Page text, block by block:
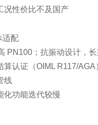
况性价比不及国产
适配
PN100；抗振动设计，
认证（OIML R117/AGA
线
化功能迭代较慢